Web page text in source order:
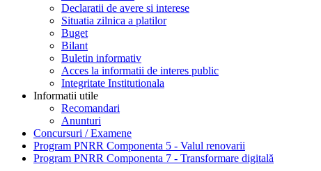
Declaratii de avere si interese
Situatia zilnica a platilor
Buget
Bilant
Buletin informativ
Acces la informatii de interes public
Integritate Institutionala
Informatii utile
Recomandari
Anunturi
Concursuri / Examene
Program PNRR Componenta 5 - Valul renovarii
Program PNRR Componenta 7 - Transformare digitală